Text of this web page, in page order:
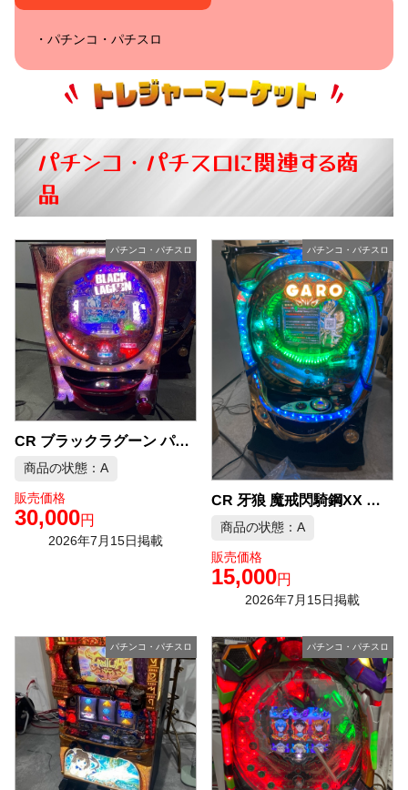
パチンコ・パチスロ
パチンコ・パチスロに関連する商
品
パチンコ・パチスロ
CR ブラックラグーン パチンコ実機 中古品販売
商品の状態：A
販売価格
30,000円
2026年7月15日掲載
パチンコ・パチスロ
CR 牙狼 魔戒閃騎鋼XX パチンコ実機 中古品販売
商品の状態：A
販売価格
15,000円
2026年7月15日掲載
パチンコ・パチスロ パチンコ・パチスロ